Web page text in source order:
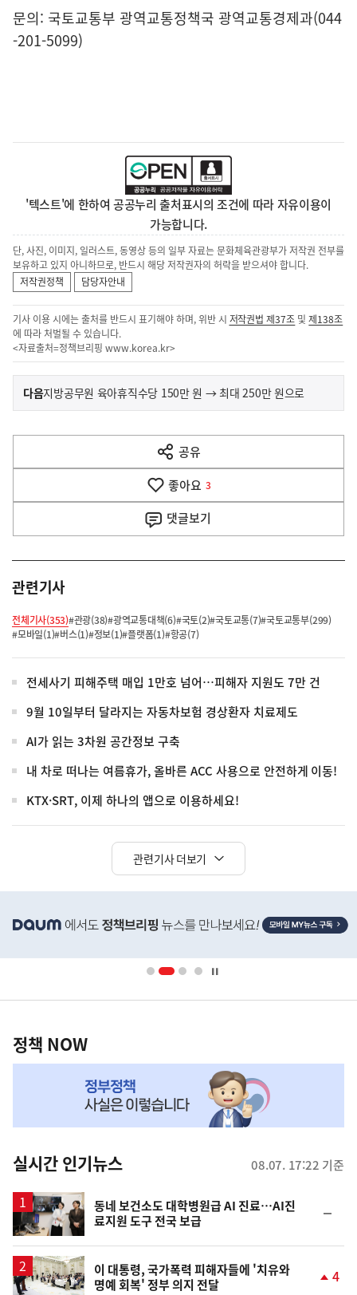
문의: 국토교통부 광역교통정책국 광역교통경제과(044
-201-5099)
'텍스트'에 한하여 공공누리 출처표시의 조건에 따라 자유이용이
가능합니다.
단, 사진, 이미지, 일러스트, 동영상 등의 일부 자료는 문화체육관광부가 저작권 전부를
보유하고 있지 아니하므로, 반드시 해당 저작권자의 허락을 받으셔야 합니다.
저작권정책
담당자안내
기사 이용 시에는 출처를 반드시 표기해야 하며, 위반 시 저작권법 제37조 및제138조
에 따라 처벌될 수 있습니다.
<자료출처=정책브리핑 www.korea.kr>
이
전
다
음
다음기
지방공무원 육아휴직수당 150만 원 → 최대 250만 원으로
공유
열
기
좋아요 3
댓글보기
관련기사
전체기사(353)#관광(38)#광역교통대책(6)#국토(2)#국토교통(7)#국토교통부(299)
#모바일(1)#버스(1)#정보(1)#플랫폼(1)#항공(7)
전세사기 피해주택 매입 1만호 넘어…피해자 지원도 7만 건
9월 10일부터 달라지는 자동차보험 경상환자 치료제도
AI가 읽는 3차원 공간정보 구축
내 차로 떠나는 여름휴가, 올바른 ACC 사용으로 안전하게 이동!
KTX·SRT, 이제 하나의 앱으로 이용하세요!
관련기사 더보기
단
영
책
NOW,
뉴
스
정책 NOW
실시간 인기뉴스 08.07. 17:22 기준
동네 보건소도 대학병원급 AI 진료…AI진
료지원 도구 전국 보급
일
이 대통령, 국가폭력 피해자들에 '치유와
명예 회복' 정부 의지 전달
4